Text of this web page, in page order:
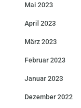
Mai 2023
April 2023
März 2023
Februar 2023
Januar 2023
Dezember 2022